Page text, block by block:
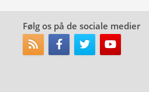
Følg os på de sociale medier